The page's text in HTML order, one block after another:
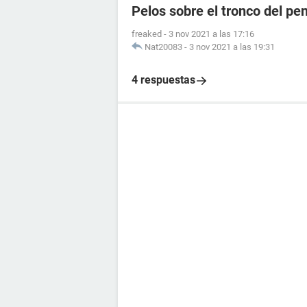
Pelos sobre el tronco del
freaked - 3 nov 2021 a las 17:16
Nat20083 - 3 nov 2021 a las 19:31
4 respuestas